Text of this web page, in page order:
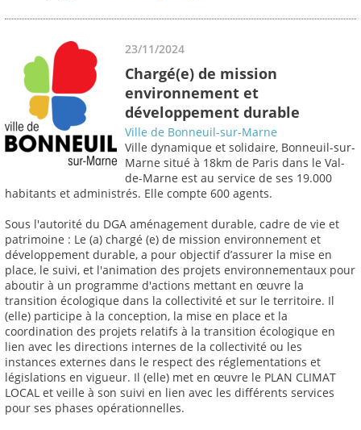
23/11/2024
Chargé(e) de mission
environnement et
développement durable
Ville de Bonneuil-sur-Marne
Ville dynamique et solidaire, Bonneuil-sur-
Marne situé à 18km de Paris dans le Val-
de-Marne est au service de ses 19.000
habitants et administrés. Elle compte 600 agents.
Sous l'autorité du DGA aménagement durable, cadre de vie et
patrimoine : Le (a) chargé (e) de mission environnement et
développement durable, a pour objectif d’assurer la mise en
place, le suivi, et l'animation des projets environnementaux pour
aboutir à un programme d'actions mettant en œuvre la
transition écologique dans la collectivité et sur le territoire. Il
(elle) participe à la conception, la mise en place et la
coordination des projets relatifs à la transition écologique en
lien avec les directions internes de la collectivité ou les
instances externes dans le respect des réglementations et
législations en vigueur. Il (elle) met en œuvre le PLAN CLIMAT
LOCAL et veille à son suivi en lien avec les différents services
pour ses phases opérationnelles.